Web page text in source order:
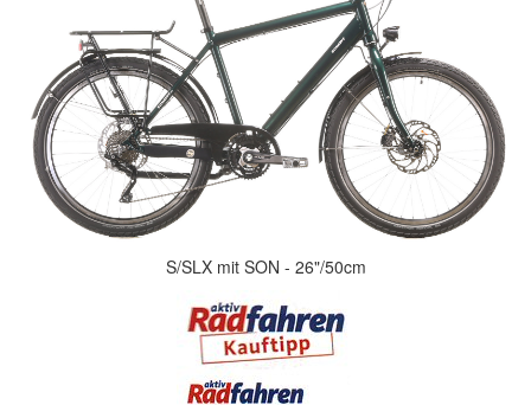
S/SLX mit SON - 26"/50cm